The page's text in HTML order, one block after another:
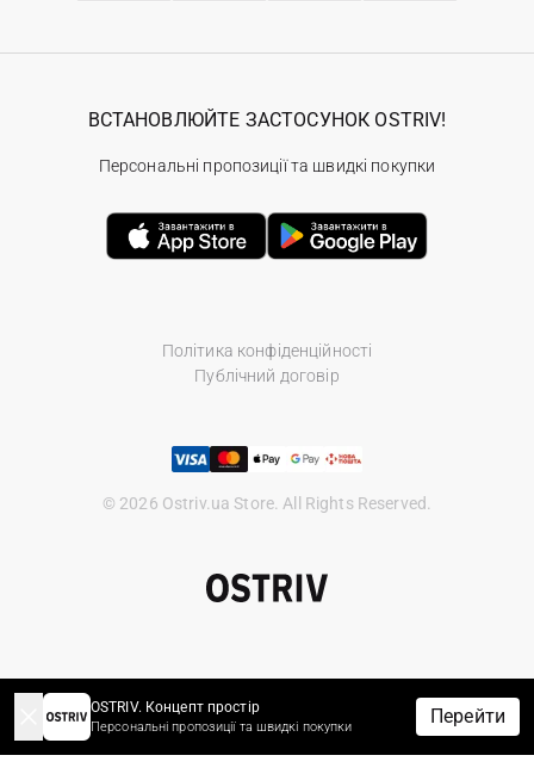
Політика конфіденційності
Публічний договір
© 2026 Ostriv.ua Store. All Rights Reserved.
ВСТАНОВЛЮЙТЕ ЗАСТОСУНОК OSTRIV!
Персональні пропозиції та швидкі покупки
OSTRIV. Концепт простір
Персональні пропозиції та швидкі покупки Перейти